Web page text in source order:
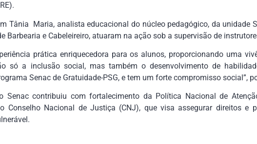
Tânia Maria, analista educacional do núcleo pedagógico, da unidade
Barbearia e Cabeleireiro, atuaram na ação sob a supervisão de
prática enriquecedora para os alunos, proporcionando uma
só a inclusão social, mas também o desenvolvimento de
Senac de Gratuidade-PSG, e tem um forte compromisso social”,
Senac contribuiu com fortalecimento da Política Nacional de
Conselho Nacional de Justiça (CNJ), que visa assegurar direitos e